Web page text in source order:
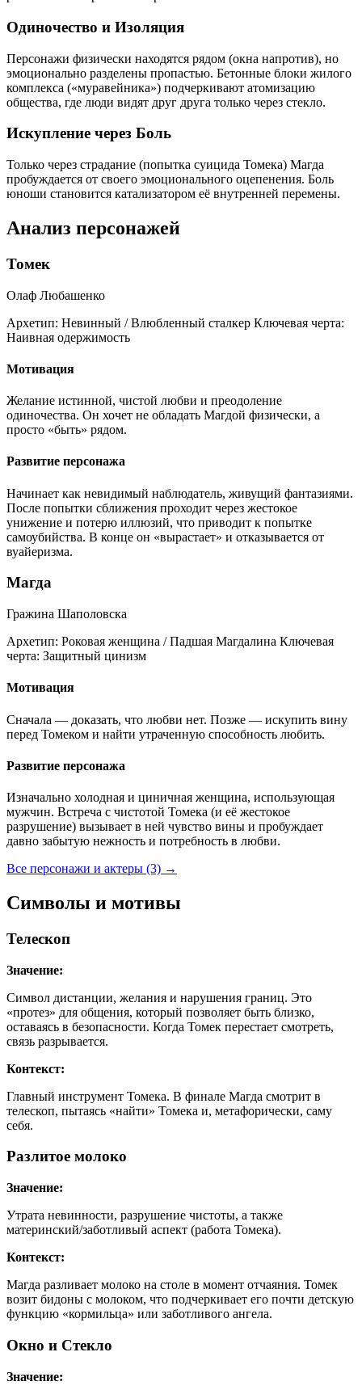
Одиночество и Изоляция
Персонажи физически находятся рядом (окна напротив), но
эмоционально разделены пропастью. Бетонные блоки жилого
комплекса («муравейника») подчеркивают атомизацию
общества, где люди видят друг друга только через стекло.
Искупление через Боль
Только через страдание (попытка суицида Томека) Магда
пробуждается от своего эмоционального оцепенения. Боль
юноши становится катализатором её внутренней перемены.
Анализ персонажей
Томек
Олаф Любашенко
Архетип: Невинный / Влюбленный сталкер Ключевая черта:
Наивная одержимость
Мотивация
Желание истинной, чистой любви и преодоление
одиночества. Он хочет не обладать Магдой физически, а
просто «быть» рядом.
Развитие персонажа
Начинает как невидимый наблюдатель, живущий фантазиями.
После попытки сближения проходит через жестокое
унижение и потерю иллюзий, что приводит к попытке
самоубийства. В конце он «вырастает» и отказывается от
вуайеризма.
Магда
Гражина Шаполовска
Архетип: Роковая женщина / Падшая Магдалина Ключевая
черта: Защитный цинизм
Мотивация
Сначала — доказать, что любви нет. Позже — искупить вину
перед Томеком и найти утраченную способность любить.
Развитие персонажа
Изначально холодная и циничная женщина, использующая
мужчин. Встреча с чистотой Томека (и её жестокое
разрушение) вызывает в ней чувство вины и пробуждает
давно забытую нежность и потребность в любви.
Все персонажи и актеры (3) →
Символы и мотивы
Телескоп
Значение:
Символ дистанции, желания и нарушения границ. Это
«протез» для общения, который позволяет быть близко,
оставаясь в безопасности. Когда Томек перестает смотреть,
связь разрывается.
Контекст:
Главный инструмент Томека. В финале Магда смотрит в
телескоп, пытаясь «найти» Томека и, метафорически, саму
себя.
Разлитое молоко
Значение:
Утрата невинности, разрушение чистоты, а также
материнский/заботливый аспект (работа Томека).
Контекст:
Магда разливает молоко на столе в момент отчаяния. Томек
возит бидоны с молоком, что подчеркивает его почти детскую
функцию «кормильца» или заботливого ангела.
Окно и Стекло
Значение: